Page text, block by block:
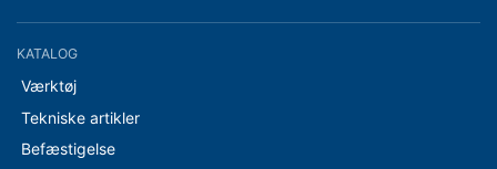
KATALOG
Værktøj
Tekniske artikler
Befæstigelse